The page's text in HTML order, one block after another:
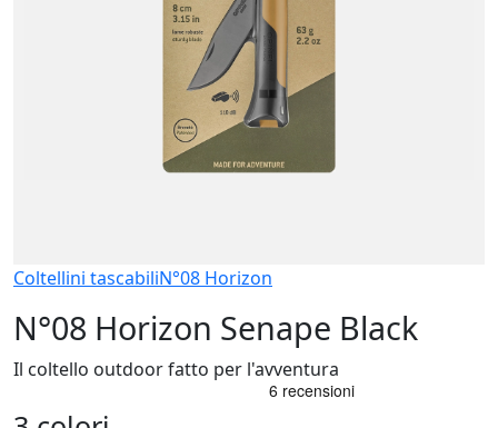
Coltellini tascabiliN°08 Horizon
N°08 Horizon Senape Black
Il coltello outdoor fatto per l'avventura